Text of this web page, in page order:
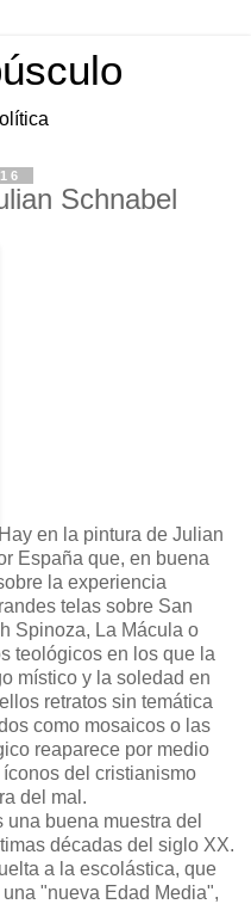
Schnabel
Hay en la pintura de Julian
España que, en buena
la experiencia
telas sobre San
Spinoza, La Mácula o
teológicos en los que la
místico y la soledad en
retratos sin temática
como mosaicos o las
reaparece por medio
del cristianismo
del mal.
buena muestra del
décadas del siglo XX.
a la escolástica, que
"nueva Edad Media",